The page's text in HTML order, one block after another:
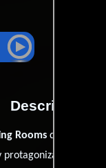
Descripción
Rooms del año
protagonizada por